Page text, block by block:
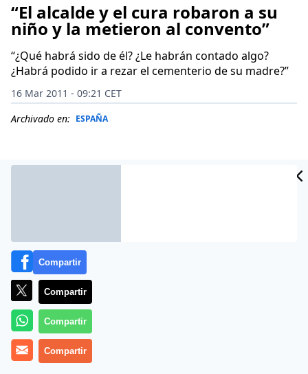
“El alcalde y el cura robaron a su
niño y la metieron al convento”
“¿Qué habrá sido de él? ¿Le habrán contado algo?
¿Habrá podido ir a rezar el cementerio de su madre?”
16 Mar 2011 - 09:21 CET
Archivado en: ESPAÑA
(Xabier Pikaza).-Niños robados
brazos de su madre, oficialmente muertos o vendidos
Compartir
Compartir
Compartir
Compartir